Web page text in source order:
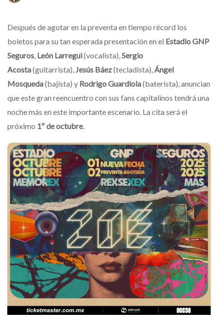
Después de agotar en la preventa en tiempo récord los
boletos para su tan esperada presentación en el Estadio GNP
Seguros León Larregui(vocalista), Sergio
Acosta(guitarrista), Jesús Báez(tecladista), Ángel
Mosqueda(bajista) y Rodrigo Guardiola(baterista), anuncian
que este gran reencuentro con sus fans capitalinos tendrá una
noche más en este importante escenario. La cita será el
próximo 1º de octubre.